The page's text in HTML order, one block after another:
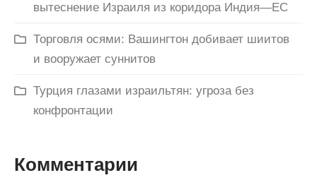
вытеснение Израиля из коридора Индия—ЕС
Торговля осями: Вашингтон добивает шиитов
и вооружает суннитов
Турция глазами израильтян: угроза без
конфронтации
Комментарии